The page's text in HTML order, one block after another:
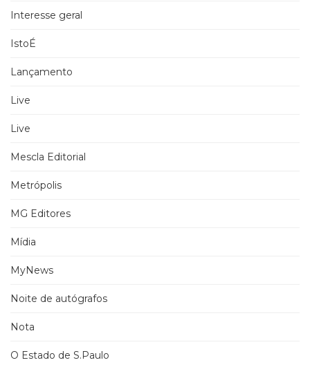
Interesse geral
IstoÉ
Lançamento
Live
Live
Mescla Editorial
Metrópolis
MG Editores
Mídia
MyNews
Noite de autógrafos
Nota
O Estado de S.Paulo